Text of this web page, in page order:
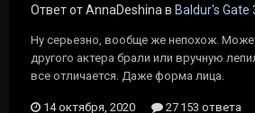
Ответ от AnnaDeshina в Baldur's Gate
Ну серьезно, вообще же непохож.
другого актера брали или вручную
все отличается. Даже форма лица.
14 октября, 2020 27 153 ответа